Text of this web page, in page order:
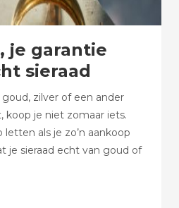
je garantie
sieraad
goud, zilver of een ander
koop je niet zomaar iets.
als je zo’n aankoop
je sieraad echt van goud of